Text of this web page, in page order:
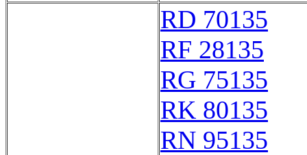
RD 70135
RF 28135
RG 75135
RK 80135
RN 95135